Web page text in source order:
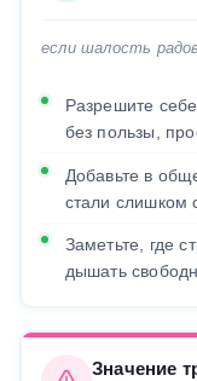
если шалость
Разрешите
без пользы,
Добавьте в
стали слишком
Заметьте, где
дышать
Значение